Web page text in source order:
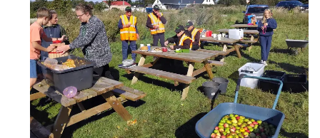
a
v
e
r
i
S
u